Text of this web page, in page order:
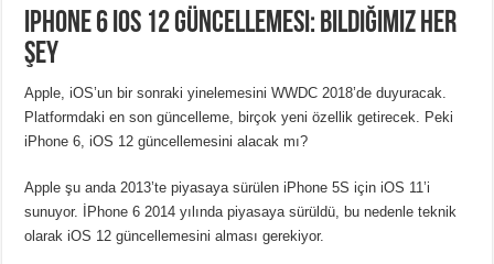
iPhone 6 iOS 12 güncellemesi: Bildiğimiz her
şey
Apple, iOS’un bir sonraki yinelemesini WWDC 2018’de duyuracak.
Platformdaki en son güncelleme, birçok yeni özellik getirecek. Peki
iPhone 6, iOS 12 güncellemesini alacak mı?
Apple şu anda 2013’te piyasaya sürülen iPhone 5S için iOS 11’i
sunuyor. İPhone 6 2014 yılında piyasaya sürüldü, bu nedenle teknik
olarak iOS 12 güncellemesini alması gerekiyor.